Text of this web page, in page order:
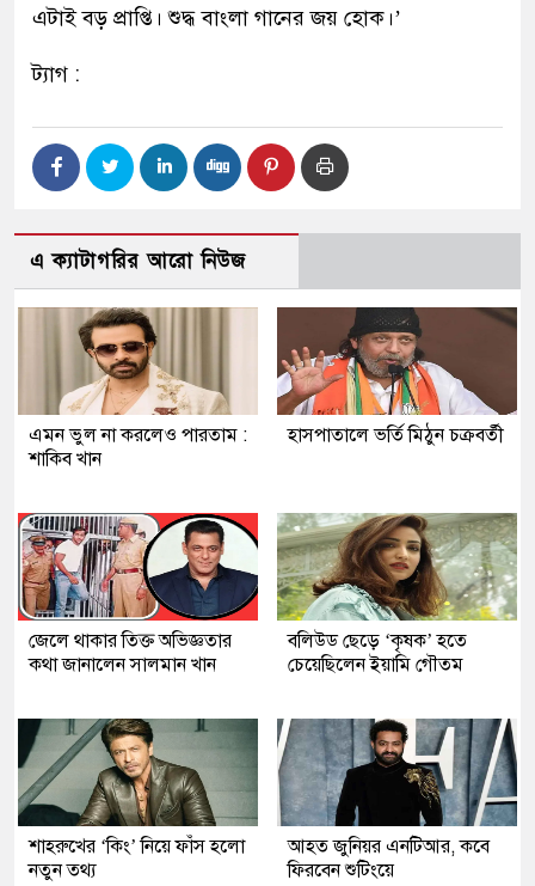
এটাই বড় প্রাপ্তি। শুদ্ধ বাংলা গানের জয় হোক।’
ট্যাগ :
এ ক্যাটাগরির আরো নিউজ
এমন ভুল না করলেও পারতাম :
শাকিব খান
হাসপাতালে ভর্তি মিঠুন চক্রবর্তী
জেলে থাকার তিক্ত অভিজ্ঞতার
কথা জানালেন সালমান খান
বলিউড ছেড়ে ‘কৃষক’ হতে
চেয়েছিলেন ইয়ামি গৌতম
শাহরুখের ‘কিং’ নিয়ে ফাঁস হলো
নতুন তথ্য
আহত জুনিয়র এনটিআর, কবে
ফিরবেন শুটিংয়ে